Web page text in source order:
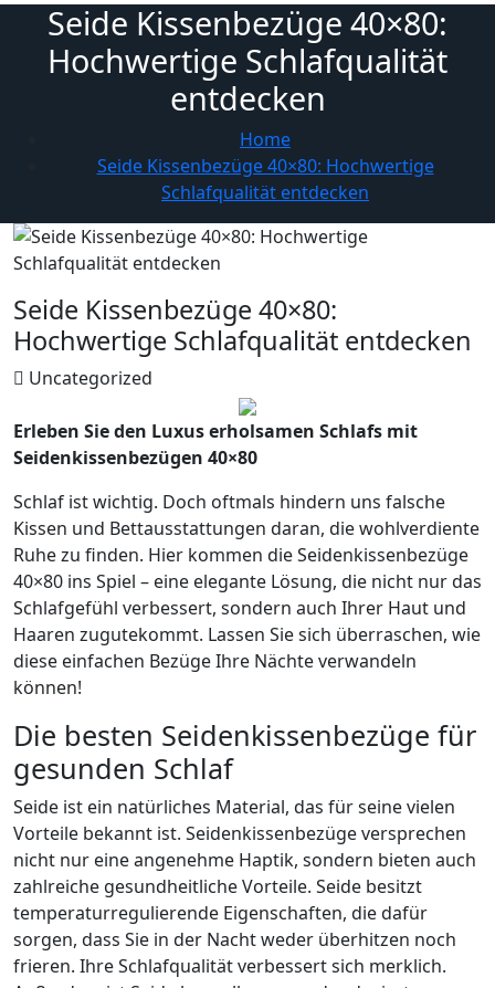
Seide Kissenbezüge 40×80:
Hochwertige Schlafqualität
entdecken
Home
Seide Kissenbezüge 40×80: Hochwertige
Schlafqualität entdecken
Seide Kissenbezüge 40×80:
Hochwertige Schlafqualität entdecken
Uncategorized
Erleben Sie den Luxus erholsamen Schlafs mit
Seidenkissenbezügen 40×80
Schlaf ist wichtig. Doch oftmals hindern uns falsche
Kissen und Bettausstattungen daran, die wohlverdiente
Ruhe zu finden. Hier kommen die Seidenkissenbezüge
40×80 ins Spiel – eine elegante Lösung, die nicht nur das
Schlafgefühl verbessert, sondern auch Ihrer Haut und
Haaren zugutekommt. Lassen Sie sich überraschen, wie
diese einfachen Bezüge Ihre Nächte verwandeln
können!
Die besten Seidenkissenbezüge für
gesunden Schlaf
Seide ist ein natürliches Material, das für seine vielen
Vorteile bekannt ist. Seidenkissenbezüge versprechen
nicht nur eine angenehme Haptik, sondern bieten auch
zahlreiche gesundheitliche Vorteile. Seide besitzt
temperaturregulierende Eigenschaften, die dafür
sorgen, dass Sie in der Nacht weder überhitzen noch
frieren. Ihre Schlafqualität verbessert sich merklich.